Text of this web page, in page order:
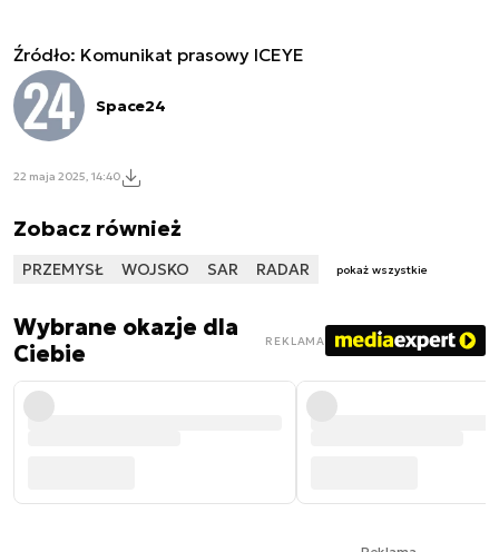
Źródło: Komunikat prasowy ICEYE
Space24
22 maja 2025, 14:40
Zobacz również
PRZEMYSŁ WOJSKO SAR RADAR pokaż wszystkie
Wybrane okazje dla
Ciebie
REKLAMA